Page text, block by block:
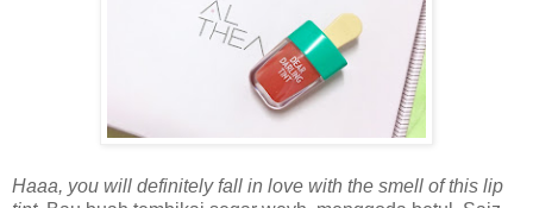
Haaa, you will definitely fall in love with the smell of this lip